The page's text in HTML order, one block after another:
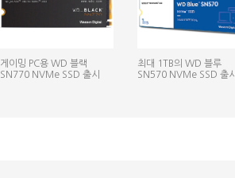
게이밍 PC용 WD 블랙
SN770 NVMe SSD 출시
최대 1TB의 WD 블루
SN570 NVMe SSD 출시